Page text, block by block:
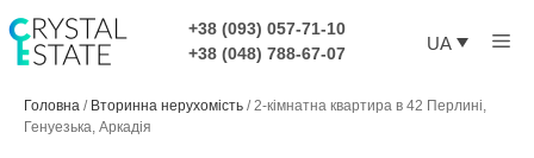
до
контенту
+38 (093) 057-71-10
+38 (048) 788-67-07
UA
Головна / Вторинна нерухомість /2-кімнатна квартира в 42 Перлині,
Генуезька, Аркадія